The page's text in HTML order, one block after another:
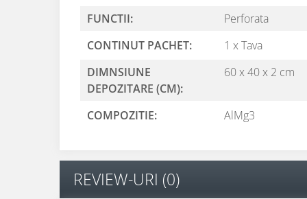
FUNCTII:
Perforata
CONTINUT PACHET:
1 x Tava
DIMNSIUNE
DEPOZITARE (CM):
60 x 40 x 2 cm
COMPOZITIE: AlMg3
REVIEW-URI (0)